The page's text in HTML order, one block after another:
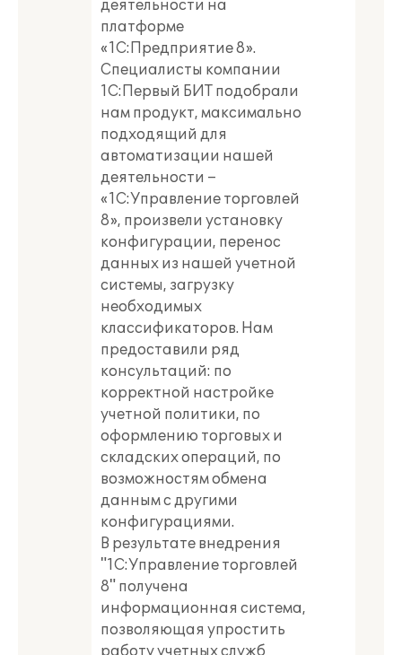
деятельности на
платформе
«1С:Предприятие 8».
Специалисты компании
1С:Первый БИТ подобрали
нам продукт, максимально
подходящий для
автоматизации нашей
деятельности –
«1С:Управление торговлей
8», произвели установку
конфигурации, перенос
данных из нашей учетной
системы, загрузку
необходимых
классификаторов. Нам
предоставили ряд
консультаций: по
корректной настройке
учетной политики, по
оформлению торговых и
складских операций, по
возможностям обмена
данным с другими
конфигурациями.
В результате внедрения
"1С:Управление торговлей
8" получена
информационная система,
позволяющая упростить
работу учетных служб